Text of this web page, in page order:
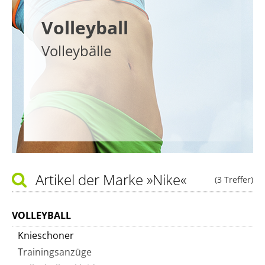
Volleyball
Volleybälle
(3 Treffer)
Artikel der Marke »Nike«
VOLLEYBALL
Knieschoner
Trainingsanzüge